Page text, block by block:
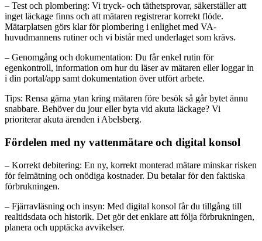
– Test och plombering: Vi tryck- och täthetsprovar, säkerställer att
inget läckage finns och att mätaren registrerar korrekt flöde.
Mätarplatsen görs klar för plombering i enlighet med VA-
huvudmannens rutiner och vi bistår med underlaget som krävs.
– Genomgång och dokumentation: Du får enkel rutin för
egenkontroll, information om hur du läser av mätaren eller loggar in
i din portal/app samt dokumentation över utfört arbete.
Tips: Rensa gärna ytan kring mätaren före besök så går bytet ännu
snabbare. Behöver du jour eller byta vid akuta läckage? Vi
prioriterar akuta ärenden i Abelsberg.
Fördelen med ny vattenmätare och digital konsol
– Korrekt debitering: En ny, korrekt monterad mätare minskar risken
för felmätning och onödiga kostnader. Du betalar för den faktiska
förbrukningen.
– Fjärravläsning och insyn: Med digital konsol får du tillgång till
realtidsdata och historik. Det gör det enklare att följa förbrukningen,
planera och upptäcka avvikelser.